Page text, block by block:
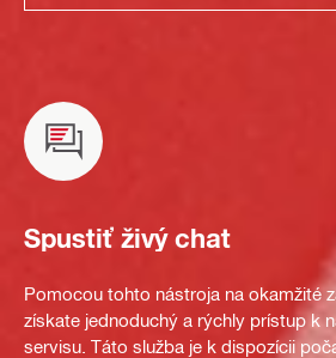
Spustiť živý chat
Pomocou tohto nástroja na okamžité
získate jednoduchý a rýchly prístup k
servisu. Táto služba je k dispozícii